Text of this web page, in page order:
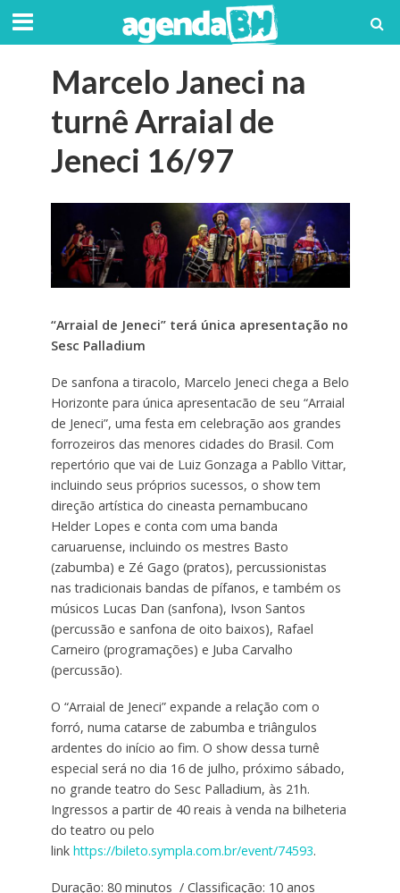
Marcelo Janeci na
turnê Arraial de
Jeneci 16/97
“Arraial de Jeneci” terá única apresentação no
Sesc Palladium
De sanfona a tiracolo, Marcelo Jeneci chega a Belo
Horizonte para única apresentacão de seu “Arraial
de Jeneci”, uma festa em celebração aos grandes
forrozeiros das menores cidades do Brasil. Com
repertório que vai de Luiz Gonzaga a Pabllo Vittar,
incluindo seus próprios sucessos, o show tem
direção artística do cineasta pernambucano
Helder Lopes e conta com uma banda
caruaruense, incluindo os mestres Basto
(zabumba) e Zé Gago (pratos), percussionistas
nas tradicionais bandas de pífanos, e também os
músicos Lucas Dan (sanfona), Ivson Santos
(percussão e sanfona de oito baixos), Rafael
Carneiro (programações) e Juba Carvalho
(percussão).
O “Arraial de Jeneci” expande a relação com o
forró, numa catarse de zabumba e triângulos
ardentes do início ao fim. O show dessa turnê
especial será no dia 16 de julho, próximo sábado,
no grande teatro do Sesc Palladium, às 21h.
Ingressos a partir de 40 reais à venda na bilheteria
do teatro ou pelo
link https://bileto.sympla.com.br/event/74593.
Duração: 80 minutos / Classificação: 10 anos